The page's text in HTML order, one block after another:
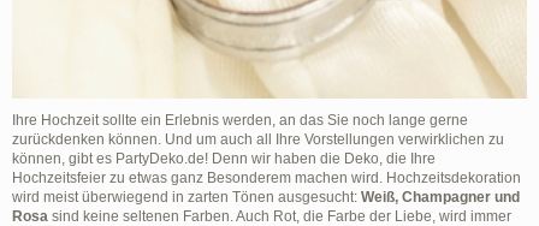
Ihre Hochzeit sollte ein Erlebnis werden, an das Sie noch lange gerne
zurückdenken können. Und um auch all Ihre Vorstellungen verwirklichen zu
können, gibt es PartyDeko.de! Denn wir haben die Deko, die Ihre
Hochzeitsfeier zu etwas ganz Besonderem machen wird. Hochzeitsdekoration
wird meist überwiegend in zarten Tönen ausgesucht: Weiß, Champagner und
Rosa sind keine seltenen Farben. Auch Rot, die Farbe der Liebe, wird immer